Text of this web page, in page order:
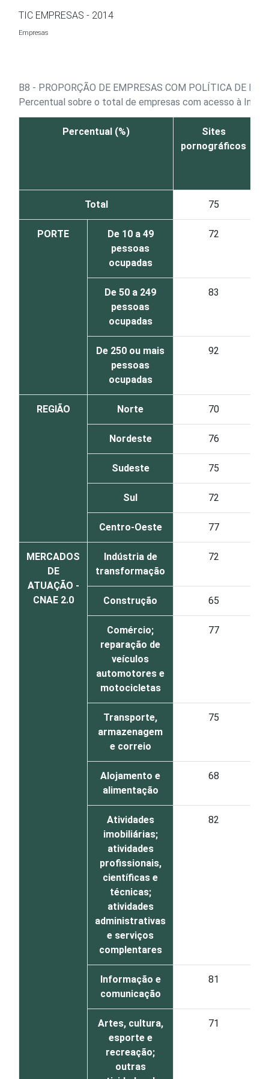
TIC EMPRESAS - 2014
Empresas
B8 - PROPORÇÃO DE EMPRESAS COM POLÍTICA DE
Percentual sobre o total de empresas com acesso à
Percentual (%)
Sites
pornográficos
Total 75
PORTE
De 10 a 49
pessoas
ocupadas
72
De 50 a 249
pessoas
ocupadas
83
De 250 ou mais
pessoas
ocupadas
92
REGIÃO Norte 70
Nordeste 76
Sudeste 75
Sul 72
Centro-Oeste 77
MERCADOS
DE
ATUAÇÃO -
CNAE 2.0
Indústria de
transformação
72
Construção 65
Comércio;
reparação de
veículos
automotores e
motocicletas
77
Transporte,
armazenagem
e correio
75
Alojamento e
alimentação
68
Atividades
imobiliárias;
atividades
profissionais,
científicas e
técnicas;
atividades
administrativas
e serviços
complentares
82
Informação e
comunicação
81
Artes, cultura,
esporte e
recreação;
outras
71